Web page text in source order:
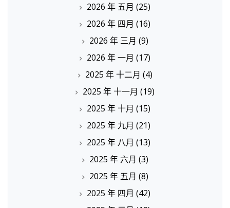
2026 年 五月 (25)
2026 年 四月 (16)
2026 年 三月 (9)
2026 年 一月 (17)
2025 年 十二月 (4)
2025 年 十一月 (19)
2025 年 十月 (15)
2025 年 九月 (21)
2025 年 八月 (13)
2025 年 六月 (3)
2025 年 五月 (8)
2025 年 四月 (42)